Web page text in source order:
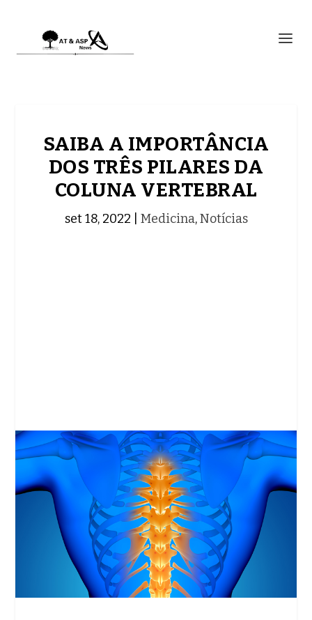
SAIBA A IMPORTÂNCIA
DOS TRÊS PILARES DA
COLUNA VERTEBRAL
set 18, 2022 Medicina,Notícias